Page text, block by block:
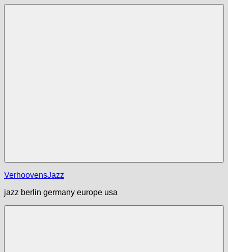
Zum
VerhoovensJazz
jazz berlin germany europe usa